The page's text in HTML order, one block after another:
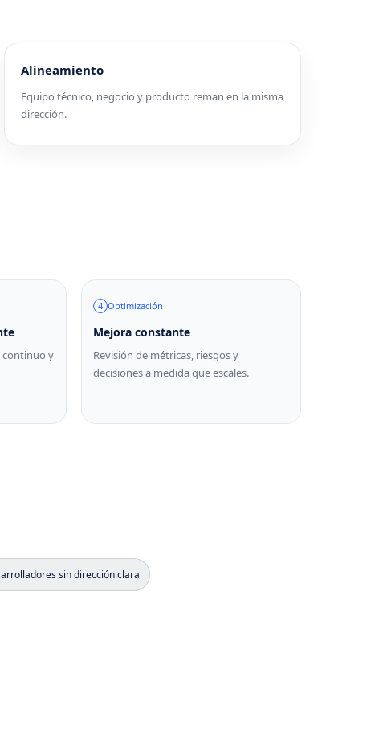
Alineamiento
Equipo técnico, negocio y producto reman en la misma
dirección.
continuo y
4 Optimización
Mejora constante
Revisión de métricas, riesgos y
decisiones a medida que escales.
sin dirección clara